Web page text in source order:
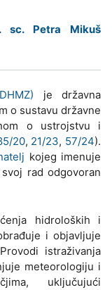
sc. Petra Mikuš
je državna
o sustavu državne
o ustrojstvu i
20, 21/23, 57/24).
kojeg imenuje
rad odgovoran
hidroloških i
i objavljuje
istraživanja
meteorologiju i
uključujući